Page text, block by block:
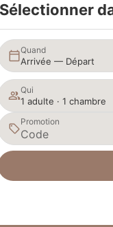
Sélectionner
Quand
Arrivée — Départ
Qui
1 adulte · 1 chambre
Promotion